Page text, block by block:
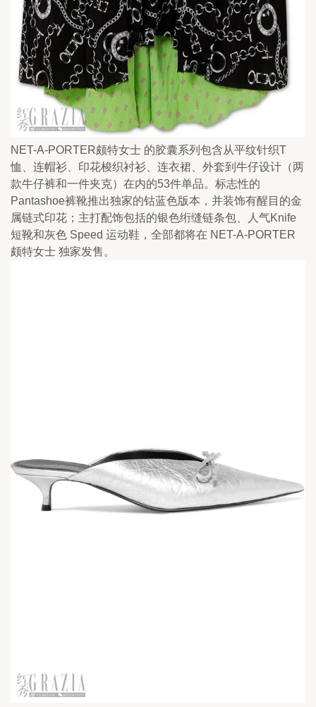
NET-A-PORTER颇特女士 的胶囊系列包含从平纹针织T
恤、连帽衫、印花梭织衬衫、连衣裙、外套到牛仔设计（两
款牛仔裤和一件夹克）在内的53件单品。标志性的
Pantashoe裤靴推出独家的钴蓝色版本，并装饰有醒目的金
属链式印花；主打配饰包括的银色绗缝链条包、人气Knife
短靴和灰色 Speed 运动鞋，全部都将在 NET-A-PORTER
颇特女士 独家发售。